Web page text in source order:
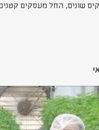
שונים, החל מעסקים